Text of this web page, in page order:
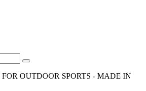
OUTDOOR SPORTS - MADE IN